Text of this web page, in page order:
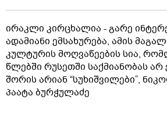
ირაკლი კირცხალია - გარე
ადამიანი ემსახურება, ამის
კულტურის მოღვაწეების სია,
წლებში რუსეთში საქმიანობას
შორის არიან “სუხიშვილები”,
პაატა ბურჭულაძე